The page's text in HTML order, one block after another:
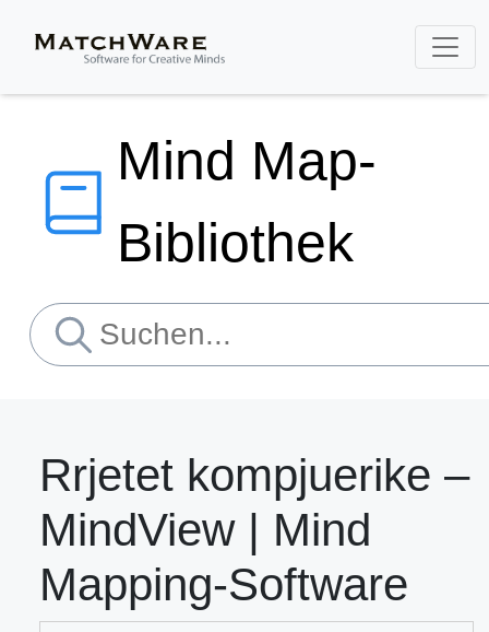
Mind Map-
Bibliothek
Rrjetet kompjuerike –
MindView | Mind
Mapping-Software